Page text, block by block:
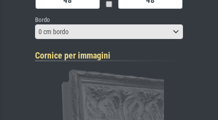
Bordo
0 cm bordo
Cornice per immagini